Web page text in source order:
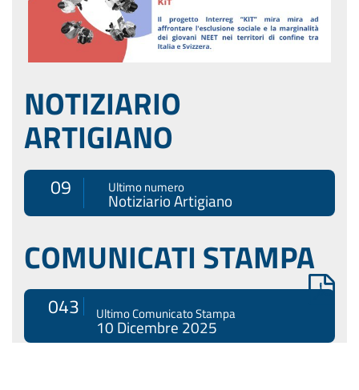
NOTIZIARIO
ARTIGIANO
09 Ultimo numero
Notiziario Artigiano
COMUNICATI STAMPA
043 Ultimo Comunicato Stampa
10 Dicembre 2025